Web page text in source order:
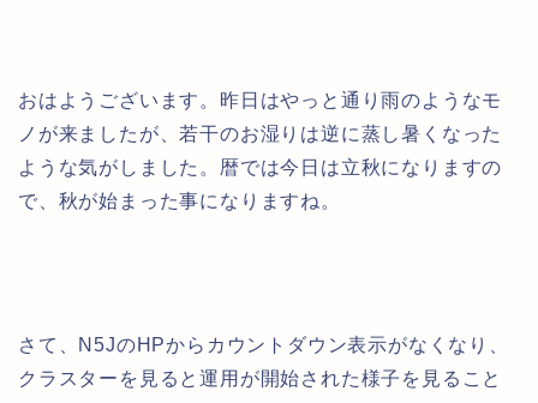
おはようございます。昨日はやっと通り雨のようなモ
ノが来ましたが、若干のお湿りは逆に蒸し暑くなった
ような気がしました。暦では今日は立秋になりますの
で、秋が始まった事になりますね。
さて、N5JのHPからカウントダウン表示がなくなり、
クラスターを見ると運用が開始された様子を見ること